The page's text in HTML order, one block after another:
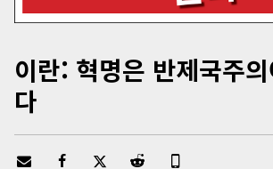
이란: 혁명은 반제국주
다